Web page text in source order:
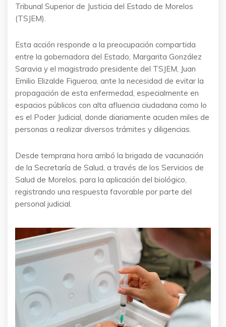
Tribunal Superior de Justicia del Estado de Morelos
(TSJEM).
Esta acción responde a la preocupación compartida
entre la gobernadora del Estado, Margarita González
Saravia y el magistrado presidente del TSJEM, Juan
Emilio Elizalde Figueroa, ante la necesidad de evitar la
propagación de esta enfermedad, especialmente en
espacios públicos con alta afluencia ciudadana como lo
es el Poder Judicial, donde diariamente acuden miles de
personas a realizar diversos trámites y diligencias.
Desde temprana hora arribó la brigada de vacunación
de la Secretaría de Salud, a través de los Servicios de
Salud de Morelos, para la aplicación del biológico,
registrando una respuesta favorable por parte del
personal judicial.